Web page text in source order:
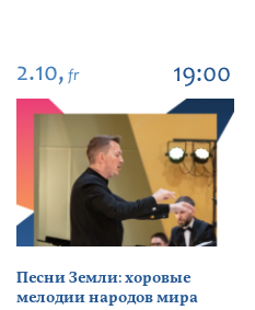
2.10, fr 19:00
Песни Земли: хоровые
мелодии народов мира